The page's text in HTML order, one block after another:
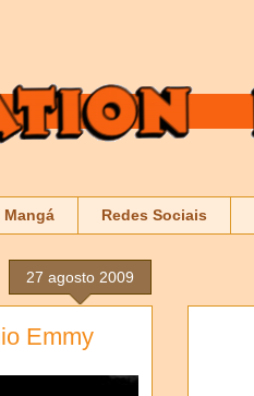
Mangá Redes Sociais
27 agosto 2009
Emmy